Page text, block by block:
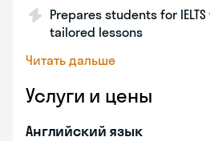
Prepares students for
tailored lessons
Читать дальше
Услуги и цены
Английский язык